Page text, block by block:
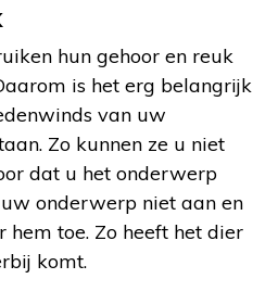
hun gehoor en reuk
is het erg belangrijk
van uw
Zo kunnen ze u niet
dat u het onderwerp
onderwerp niet aan en
hem toe. Zo heeft het dier
komt.